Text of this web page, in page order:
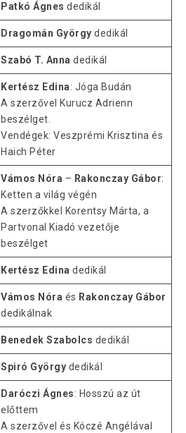
Patkó Ágnes dedikál
Dragomán György dedikál
Szabó T. Anna dedikál
Kertész Edina: Jóga Budán
A szerzővel Kurucz Adrienn
beszélget.
Vendégek: Veszprémi Krisztina és
Haich Péter
Vámos Nóra – Rakonczay Gábor:
Ketten a világ végén
A szerzőkkel Korentsy Márta, a
Partvonal Kiadó vezetője
beszélget
Kertész Edina dedikál
Vámos Nóra és Rakonczay Gábor
dedikálnak
Benedek Szabolcs dedikál
Spiró György dedikál
Daróczi Ágnes: Hosszú az út
előttem
A szerzővel és Kóczé Angélával